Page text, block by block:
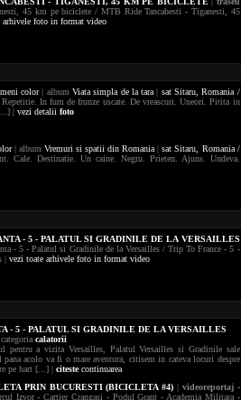
45 km pe biciclete / MTB Ride Tancabesti - Tiganesti, 45
arhivele foto in format video
color| albumViata simpla de la tara | sat Sitaru,Romania /
In fum de frunze uscate. De vreascuri. Uneori. Pitita in
| vezi detalii foto
| albumVremuri si spatii din Romania |sat Sitaru, Romania /
Destinatie. Un caine. Negru. Prieten. Ajuns. Undeva.
- 5 - PALATUL SI GRADINILE DE LA VERSAILLES
- 5 - Palatul si Gradinile de la Versailles / Trip To France - 5 -
| vezi toate arhivele foto in format video
- 5 - PALATUL SI GRADINILE DE LA VERSAILLES
calatorii
pentru a vizita Versailles, Palatul Versailles si Gradinile sale
acolo va fi o mare aventura, citisem in cateva locuri despre
pe hart [...] | citestecontinuarea
PRIN BUCURESTI (BICICLETA #4) | videoreportaj -
Izvor - Cartier Crangasi - Podul Grant - Academia Militara -